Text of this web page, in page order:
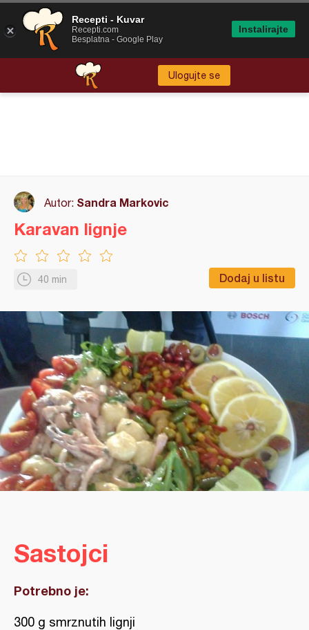
Ulogujte se
Autor: Sandra Markovic
40 min Dodaj u listu
Karavan lignje
Sastojci
Potrebno je:
300 g smrznutih lignji
Recepti - Kuvar
Recepti.com
Besplatna - Google Play
Instalirajte